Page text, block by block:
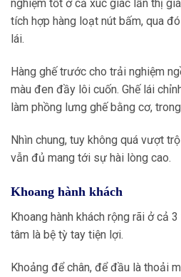
nghiệm tốt ở cả xúc giác lẫn thị
tích hợp hàng loạt nút bấm, qua
lái.
Hàng ghế trước cho trải nghiệm
màu đen đầy lôi cuốn. Ghế lái
làm phồng lưng ghế bằng cơ,
Nhìn chung, tuy không quá vượt
vẫn đủ mang tới sự hài lòng cao.
Khoang hành khách
Khoang hành khách rộng rãi ở cả
tâm là bệ tỳ tay tiện lợi.
Khoảng để chân, để đầu là thoải